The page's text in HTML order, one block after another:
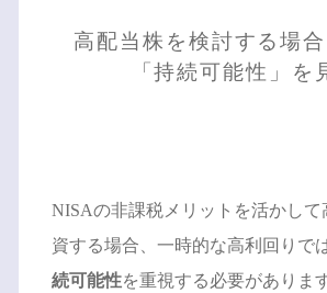
高配当株を検討する場
「持続可能性」を
NISAの非課税メリットを活かして
資する場合、一時的な高利回りで
続可能性を重視する必要があります